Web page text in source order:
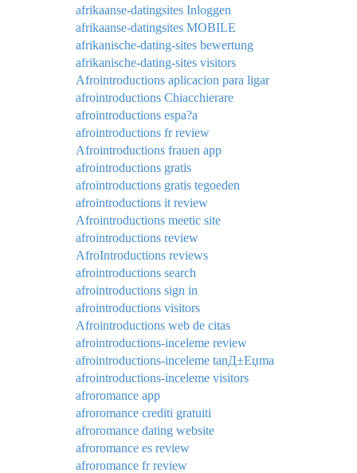
afrikaanse-datingsites Inloggen
afrikaanse-datingsites MOBILE
afrikanische-dating-sites bewertung
afrikanische-dating-sites visitors
Afrointroductions aplicacion para ligar
afrointroductions Chiacchierare
afrointroductions espa?a
afrointroductions fr review
Afrointroductions frauen app
afrointroductions gratis
afrointroductions gratis tegoeden
afrointroductions it review
Afrointroductions meetic site
afrointroductions review
AfroIntroductions reviews
afrointroductions search
afrointroductions sign in
afrointroductions visitors
Afrointroductions web de citas
afrointroductions-inceleme review
afrointroductions-inceleme tanД±Еџma
afrointroductions-inceleme visitors
afroromance app
afroromance crediti gratuiti
afroromance dating website
afroromance es review
afroromance fr review